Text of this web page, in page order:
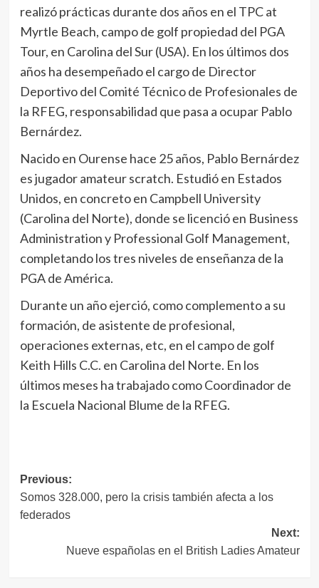
realizó prácticas durante dos años en el TPC at
Myrtle Beach, campo de golf propiedad del PGA
Tour, en Carolina del Sur (USA). En los últimos dos
años ha desempeñado el cargo de Director
Deportivo del Comité Técnico de Profesionales de
la RFEG, responsabilidad que pasa a ocupar Pablo
Bernárdez.
Nacido en Ourense hace 25 años, Pablo Bernárdez
es jugador amateur scratch. Estudió en Estados
Unidos, en concreto en Campbell University
(Carolina del Norte), donde se licenció en Business
Administration y Professional Golf Management,
completando los tres niveles de enseñanza de la
PGA de América.
Durante un año ejerció, como complemento a su
formación, de asistente de profesional,
operaciones externas, etc, en el campo de golf
Keith Hills C.C. en Carolina del Norte. En los
últimos meses ha trabajado como Coordinador de
la Escuela Nacional Blume de la RFEG.
Navegación
de
Previous:
Somos 328.000, pero la crisis también afecta a los
federados
Next:
Nueve españolas en el British Ladies Amateur